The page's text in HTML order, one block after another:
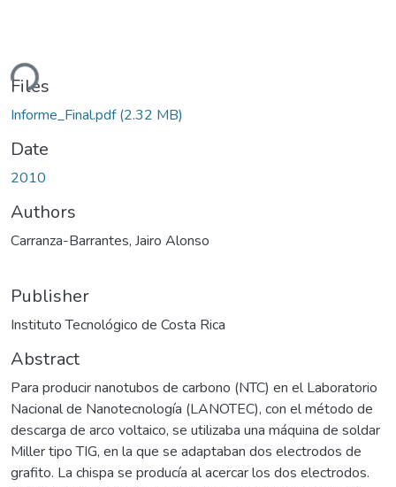
Files
Informe_Final.pdf(2.32 MB)
Date
2010
Authors
Carranza-Barrantes, Jairo Alonso
Publisher
Instituto Tecnológico de Costa Rica
Abstract
Para producir nanotubos de carbono (NTC) en el Laboratorio
Nacional de Nanotecnología (LANOTEC), con el método de
descarga de arco voltaico, se utilizaba una máquina de soldar
Miller tipo TIG, en la que se adaptaban dos electrodos de
grafito. La chispa se producía al acercar los dos electrodos.